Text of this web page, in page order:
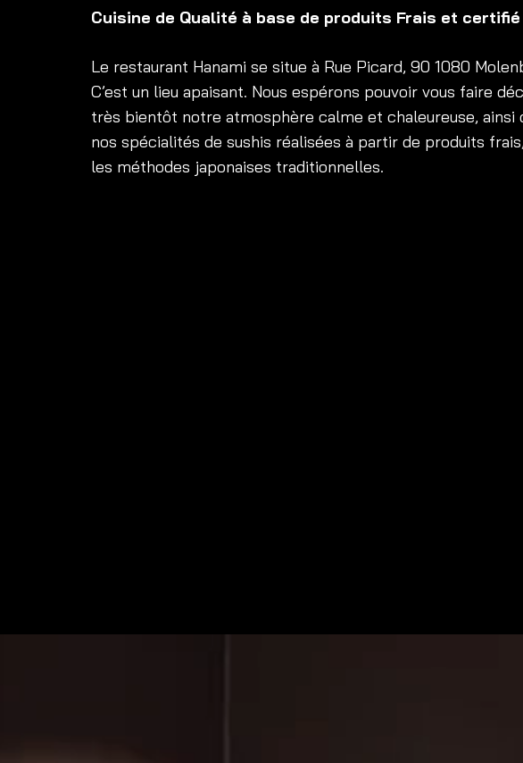
Cuisine de Qualité à base de produits Frais et
Le restaurant Hanami se situe à Rue Picard, 90 1080
C’est un lieu apaisant. Nous espérons pouvoir vous faire
très bientôt notre atmosphère calme et chaleureuse, ainsi
nos spécialités de sushis réalisées à partir de produits
les méthodes japonaises traditionnelles.